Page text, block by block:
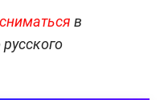
в